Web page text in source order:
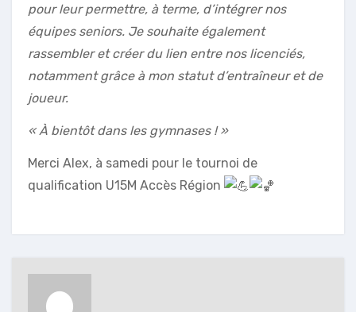
pour leur permettre, à terme, d’intégrer nos
équipes seniors. Je souhaite également
rassembler et créer du lien entre nos licenciés,
notamment grâce à mon statut d’entraîneur et de
joueur.
« À bientôt dans les gymnases ! »
Merci Alex, à samedi pour le tournoi de
qualification U15M Accès Région